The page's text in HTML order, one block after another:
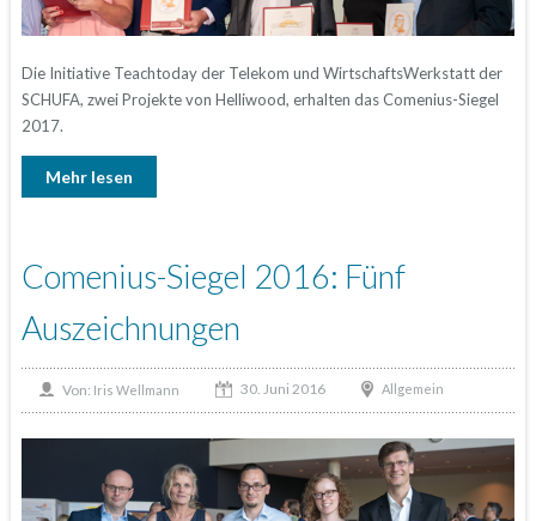
Die Initiative Teachtoday der Telekom und WirtschaftsWerkstatt der
SCHUFA, zwei Projekte von Helliwood, erhalten das Comenius-Siegel
2017.
Mehr lesen
Comenius-Siegel 2016: Fünf
Auszeichnungen
Von: Iris Wellmann 30. Juni 2016 Allgemein